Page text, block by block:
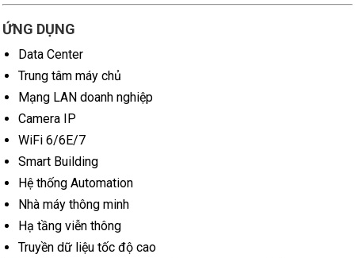
ỨNG DỤNG
Data Center
Trung tâm máy chủ
Mạng LAN doanh nghiệp
Camera IP
WiFi 6/6E/7
Smart Building
Hệ thống Automation
Nhà máy thông minh
Hạ tầng viễn thông
Truyền dữ liệu tốc độ cao